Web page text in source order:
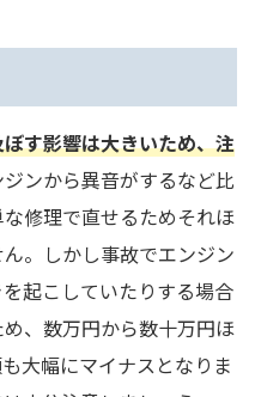
す影響は大きいため、注
ンから異音がするなど比
修理で直せるためそれほ
。しかし事故でエンジン
起こしていたりする場合
、数万円から数十万円ほ
大幅にマイナスとなりま